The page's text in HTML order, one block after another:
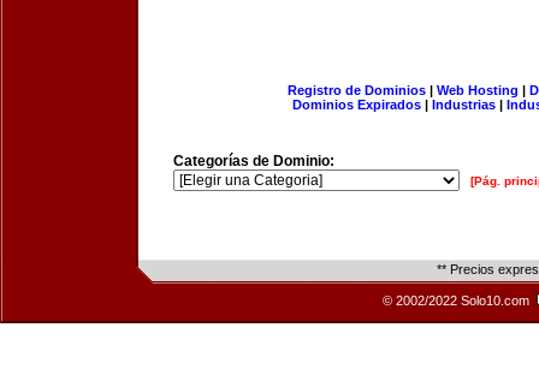
Registro de Dominios| Web Hosting |
Dominios Expirados | Industrias |
Categorías de Dominio:
[Pág.
** Precios
© 2002/2022 Solo10.com